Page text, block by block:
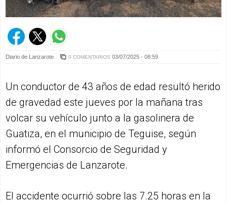
Diario de Lanzarote 0 COMENTARIOS 03/07/2025 - 08:59
Un conductor de 43 años de edad resultó herido
de gravedad este jueves por la mañana tras
volcar su vehículo junto a la gasolinera de
Guatiza, en el municipio de Teguise, según
informó el Consorcio de Seguridad y
Emergencias de Lanzarote.
El accidente ocurrió sobre las 7.25 horas en la